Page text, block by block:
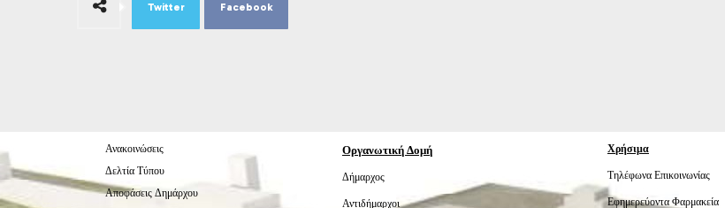
Twitter Facebook
Ανακοινώσεις
Δελτία Τύπου
Αποφάσεις Δημάρχου
Οργανωτική Δομή
Δήμαρχος
Αντιδήμαρχοι
Χρήσιμα
Τηλέφωνα Επικοινωνίας
Εφημερεύοντα Φαρμακεία